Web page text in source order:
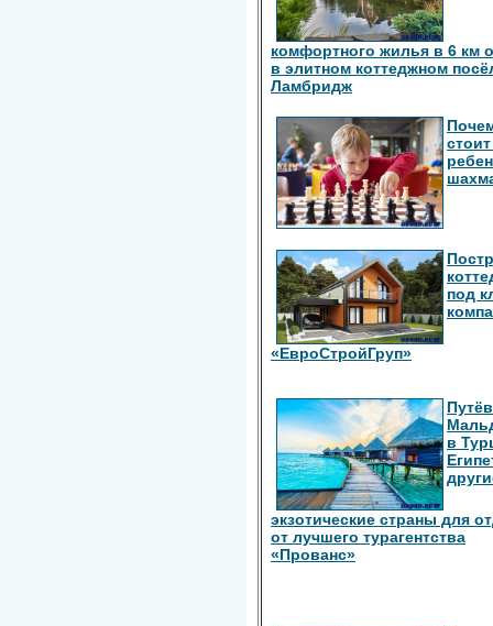
комфортного жилья в 6 км
в элитном коттеджном
Ламбридж
под
«ЕвроСтройГруп»
в
экзотические страны для
от лучшего турагентства
«Прованс»